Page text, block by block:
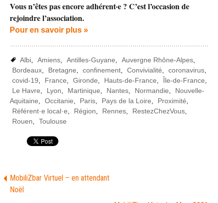
Vous n’êtes pas encore adhérent·e ? C’est l’occasion de
rejoindre l’association.
Pour en savoir plus »
Albi, Amiens, Antilles-Guyane, Auvergne Rhône-Alpes,
Bordeaux, Bretagne, confinement, Convivialité, coronavirus,
covid-19, France, Gironde, Hauts-de-France, Île-de-France,
Le Havre, Lyon, Martinique, Nantes, Normandie,
Nouvelle-
Aquitaine, Occitanie, Paris, Pays de la Loire, Proximité,
Référent·e local·e, Région, Rennes, RestezChezVous,
Rouen, Toulouse
MobiliZbar Virtuel – en attendant
Noël